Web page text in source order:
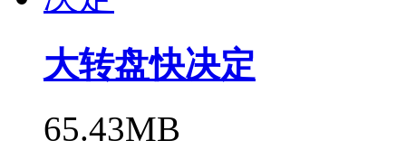
大转盘快决定
65.43MB